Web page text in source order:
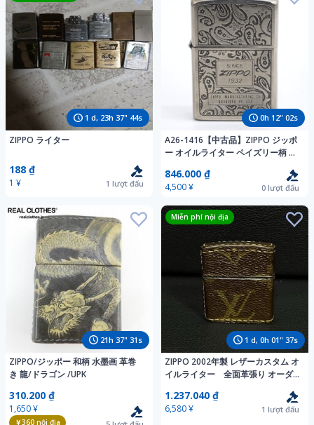
1 d, 23h 37" 43s
ZIPPO ライター
188 ₫
1 ¥ 1 lượt đấu
0h 12" 01s
A26-1416【中古品】ZIPPO ジッポ
ー オイルライター ペイズリー柄 喫
花確認済み 1989年製
846.000 ₫
4,500 ¥ 0 lượt đấu
21h 37" 30 s
ZIPPO/ジッポー 和柄 水墨画 革巻
き 龍/ドラゴン /UPK
310.200 ₫
1,650 ¥
￥360nội địa
1 d, 0h 01" 36s
Miễn phí nội địa
ZIPPO 2002年製 レザーカスタム オ
イルライター 全面革張り オーダ
1.237.040 ₫
6,580 ¥ 1 lượt đấu